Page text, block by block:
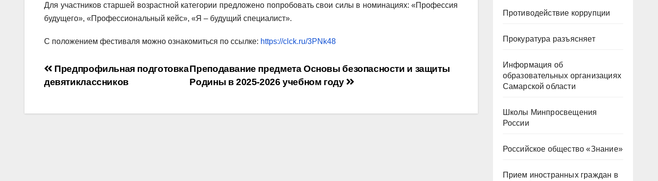
Для участников старшей возрастной категории предложено попробовать свои силы в номинациях: «Профессия
будущего», «Профессиональный кейс», «Я – будущий специалист».
С положением фестиваля можно ознакомиться по ссылке: https://clck.ru/3PNk48
Навигация
по
записям
Преподавание предмета Основы безопасности и защиты
Родины в 2025-2026 учебном году
Предпрофильная подготовка
девятиклассников
Противодействие коррупции
Прокуратура разъясняет
Информация об
образовательных организациях
Самарской области
Школы Минпросвещения
России
Российское общество «Знание»
Прием иностранных граждан в